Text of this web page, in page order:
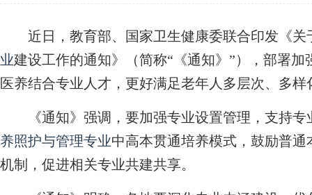
近日，教育部、国家卫生健康委联合印发《关
业建设工作的通知》（简称“《通知》”），部署加
医养结合专业人才，更好满足老年人多层次、多
《通知》强调，要加强专业设置管理，支持专
养照护与管理专业中高本贯通培养模式，鼓励普
机制，促进相关专业共建共享。